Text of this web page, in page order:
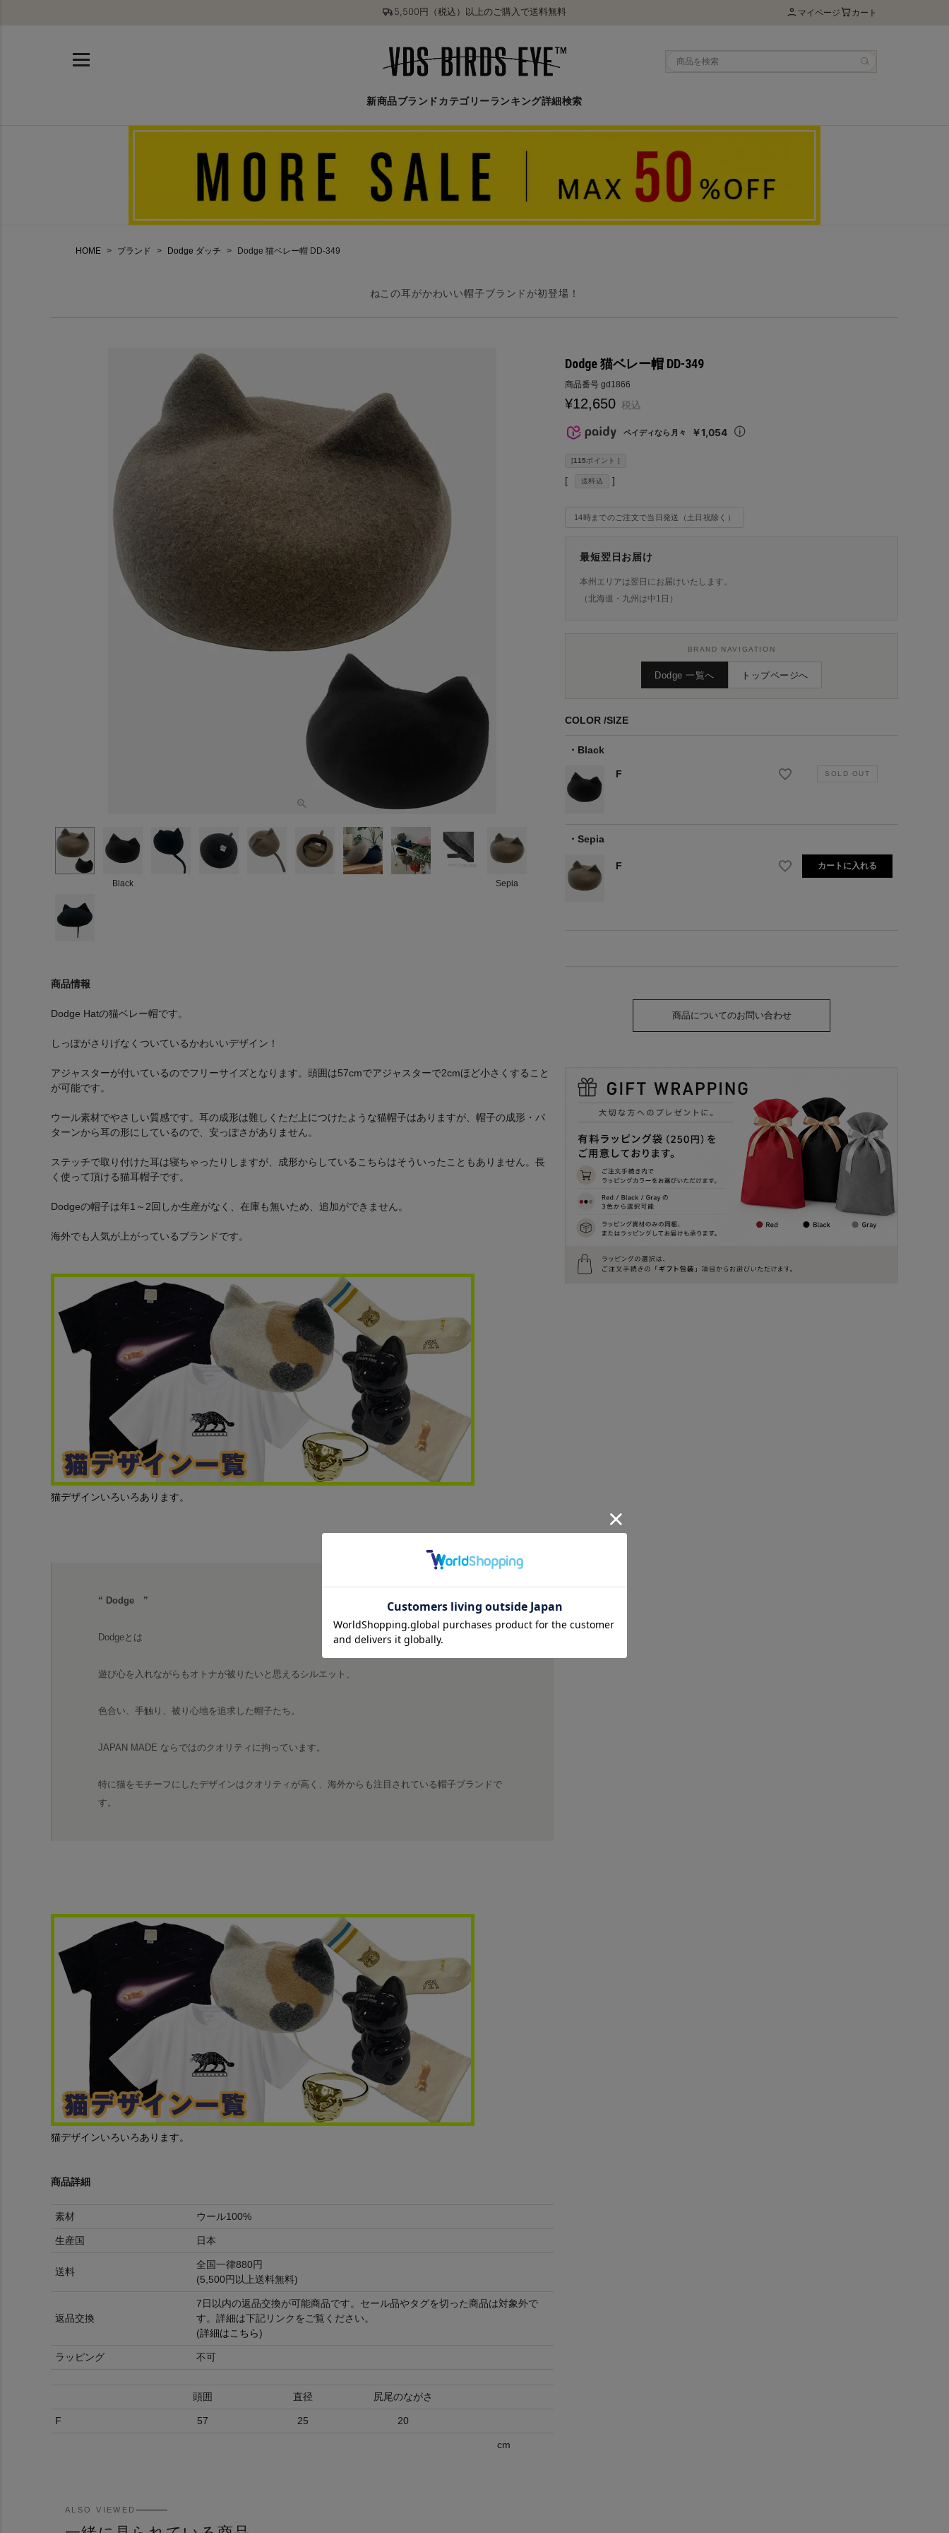
5,500円（税込）以上のご購入で送料無料 マイページ カート
新商品ブランド カテゴリーランキング詳細検索
HOME ブランド Dodge ダッチ Dodge 猫ベレー帽 DD-349
ねこの耳がかわいい帽子ブランドが初登場！
Black Sepia
商品情報
Dodge Hatの猫ベレー帽です。
しっぽがさりげなくついているかわいいデザイン！
アジャスターが付いているのでフリーサイズとなります。頭囲は57cmでアジャスターで2cmほど小さくすること
が可能です。
ウール素材でやさしい質感です。耳の成形は難しくただ上につけたような猫帽子はありますが、帽子の成形・パ
ターンから耳の形にしているので、安っぽさがありません。
ステッチで取り付けた耳は寝ちゃったりしますが、成形からしているこちらはそういったこともありません。長
く使って頂ける猫耳帽子です。
Dodgeの帽子は年1～2回しか生産がなく、在庫も無いため、追加ができません。
海外でも人気が上がっているブランドです。
猫デザインいろいろあります。
“ Dodge ”
Dodgeとは
遊び心を入れながらもオトナが被りたいと思えるシルエット、
色合い、手触り、被り心地を追求した帽子たち。
JAPAN MADE ならではのクオリティに拘っています。
特に猫をモチーフにしたデザインはクオリティが高く、海外からも注目されている帽子ブランドで
す。
猫デザインいろいろあります。
商品詳細
素材 ウール100%
生産国 日本
送料
全国一律880円
(5,500円以上送料無料)
返品交換
7日以内の返品交換が可能商品です。セール品やタグを切った商品は対象外で
す。詳細は下記リンクをご覧ください。
(詳細はこちら)
ラッピング 不可
頭囲 直径 尻尾のながさ
F 57 25 20
cm
Dodge 猫ベレー帽 DD-349
商品番号 gd1866
¥12,650 税込
ペイディなら月々 ￥1,054
[115ポイント ]
送料込
14時までのご注文で当日発送（土日祝除く）
最短翌日お届け
本州エリアは翌日にお届けいたします。
（北海道・九州は中1日）
BRAND NAVIGATION
Dodge 一覧へ トップページへ
COLOR SIZE
Black
F
Sepia
F カートに入れる
商品についてのお問い合わせ
ALSO VIEWED